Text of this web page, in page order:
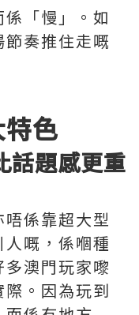
「慢」。如
奏推住走嘅
色
題感更重
係靠超大型
嘅，係嗰種
澳門玩家嚟
。因為玩到